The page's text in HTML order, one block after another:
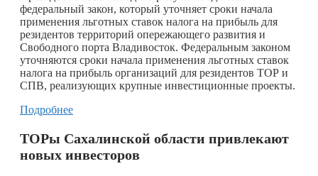
федеральный закон, который уточняет сроки начала
применения льготных ставок налога на прибыль для
резидентов территорий опережающего развития и
Свободного порта Владивосток. Федеральным законом
уточняются сроки начала применения льготных ставок
налога на прибыль организаций для резидентов ТОР и
СПВ, реализующих крупные инвестиционные проекты.
Подробнее
ТОРы Сахалинской области привлекают
новых инвесторов